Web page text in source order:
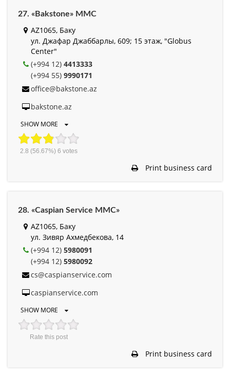
27. «Bakstone» MMC
AZ1065, Баку
ул. Джафар Джаббарлы, 609; 15 этаж, "Globus
Center"
(+994 12) 4413333
(+994 55) 9990171
office@bakstone.az
bakstone.az
SHOW MORE
2.8 (56.67%) 6 votes
Print business card
28. «Caspian Service MMC»
AZ1065, Баку
ул. Зивяр Ахмедбекова, 14
(+994 12) 5980091
(+994 12) 5980092
cs@caspianservice.com
caspianservice.com
SHOW MORE
Rate this post
Print business card